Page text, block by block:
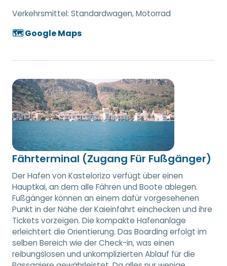
Verkehrsmittel: Standardwagen, Motorrad
🗺️ Google Maps
Fährterminal (Zugang Für Fußgänger)
Der Hafen von Kastelorizo verfügt über einen
Hauptkai, an dem alle Fähren und Boote ablegen.
Fußgänger können an einem dafür vorgesehenen
Punkt in der Nähe der Kaieinfahrt einchecken und ihre
Tickets vorzeigen. Die kompakte Hafenanlage
erleichtert die Orientierung. Das Boarding erfolgt im
selben Bereich wie der Check-in, was einen
reibungslosen und unkomplizierten Ablauf für die